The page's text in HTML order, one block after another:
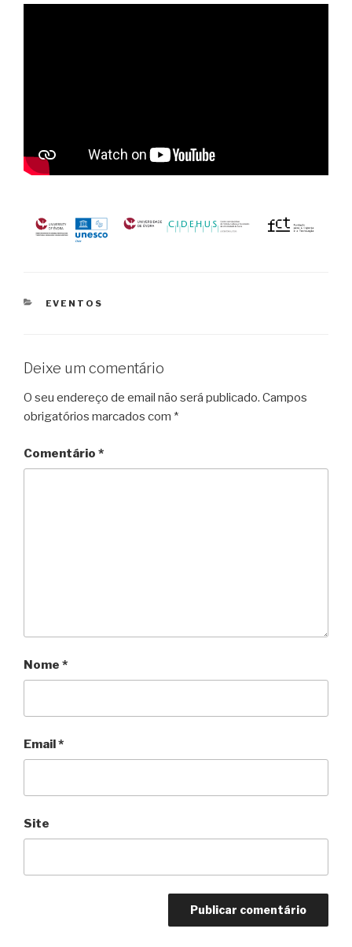
CATEGORIAS
EVENTOS
Deixe um comentário
O seu endereço de email não será publicado. Campos
obrigatórios marcados com *
Comentário *
Nome *
Email*
Site